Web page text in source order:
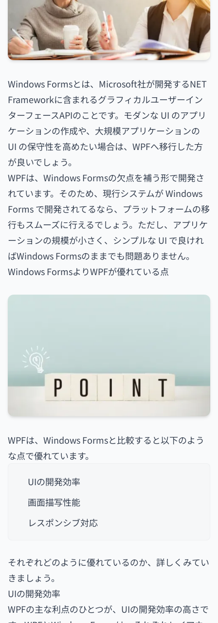
Windows Formsとは、Microsoft社が開発するNET
Frameworkに含まれるグラフィカルユーザーイン
ターフェースAPIのことです。モダンな UI のアプリ
ケーションの作成や、大規模アプリケーションの
UI の保守性を高めたい場合は、WPFへ移行した方
が良いでしょう。
WPFは、Windows Formsの欠点を補う形で開発さ
れています。そのため、現行システムが Windows
Forms で開発されてるなら、プラットフォームの移
行もスムーズに行えるでしょう。ただし、アプリケ
ーションの規模が小さく、シンプルな UI で良けれ
ばWindows Formsのままでも問題ありません。
Windows FormsよりWPFが優れている点
WPFは、Windows Formsと比較すると以下のよう
な点で優れています。
UIの開発効率
画面描写性能
レスポンシブ対応
それぞれどのように優れているのか、詳しくみてい
きましょう。
UIの開発効率
WPFの主な利点のひとつが、UIの開発効率の高さで